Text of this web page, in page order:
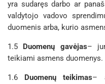
yra sudaręs darbo ar
valdytojo vadovo
duomenis arba, kurio
1.5 Duomenų gavėjas–
teikiami asmens duomenys.
1.6 Duomenų teikimas–